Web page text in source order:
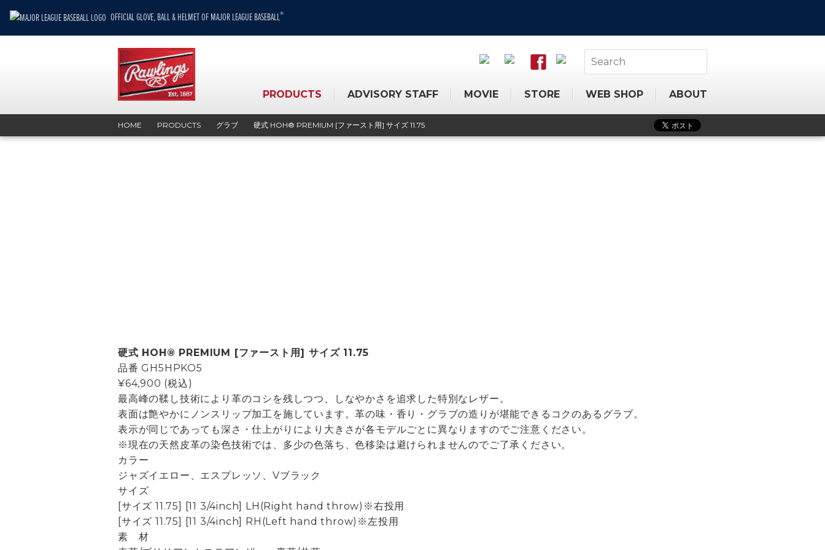
OFFICIAL GLOVE, BALL & HELMET OF MAJOR LEAGUE BASEBALL ®
PRODUCTS ADVISORY STAFF MOVIE STORE WEB SHOP ABOUT
HOME PRODUCTS グラブ 硬式 HOH® PREMIUM [ファースト用] サイズ 11.75
硬式 HOH® PREMIUM [ファースト用] サイズ 11.75
品番 GH5HPKO5
¥64,900 (税込)
最高峰の鞣し技術により革のコシを残しつつ、しなやかさを追求した特別なレザー。
表面は艶やかにノンスリップ加工を施しています。革の味・香り・グラブの造りが堪能できるコクのあるグラブ。
表示が同じであっても深さ・仕上がりにより大きさが各モデルごとに異なりますのでご注意ください。
※現在の天然皮革の染色技術では、多少の色落ち、色移染は避けられませんのでご了承ください。
カラー
ジャズイエロー、エスプレッソ、Vブラック
サイズ
[サイズ 11.75] [11 3/4inch] LH(Right hand throw)※右投用
[サイズ 11.75] [11 3/4inch] RH(Left hand throw)※左投用
素 材